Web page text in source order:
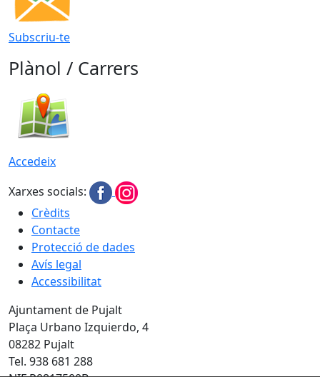
Subscriu-te
Plànol / Carrers
Accedeix
Xarxes socials:
Crèdits
Contacte
Protecció de dades
Avís legal
Accessibilitat
Ajuntament de Pujalt
Plaça Urbano Izquierdo, 4
08282 Pujalt
Tel. 938 681 288